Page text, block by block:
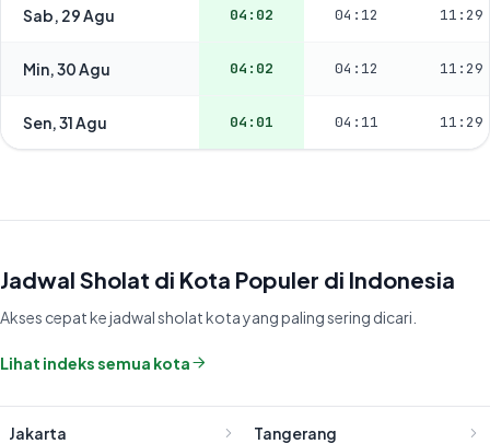
Sab, 29 Agu 04:02 04:12 11:29
Min, 30 Agu 04:02 04:12 11:29
Sen, 31 Agu 04:01 04:11 11:29
Jadwal Sholat di Kota Populer di Indonesia
Akses cepat ke jadwal sholat kota yang paling sering dicari.
Lihat indeks semua kota
Jakarta Tangerang